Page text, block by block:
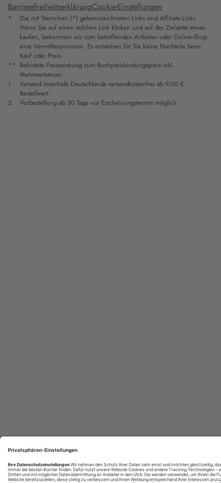
BarrierefreiheitserklärungCookie-Einstellungen
*
Die mit Sternchen (*) gekennzeichneten Links sind Affiliate-Links.
Wenn Sie auf einen solchen Link klicken und auf der Zielseite etwas
kaufen, bekommen wir vom betreffenden Anbieter oder Online-Shop
eine Vermittlerprovision. Es entstehen für Sie keine Nachteile beim
Kauf oder Preis.
** Befristete Preissenkung zum Buchpreisbindungspreis inkl.
Mehrwertsteuer.
1
Versand innerhalb Deutschlands versandkostenfrei ab 9,00 €
Bestellwert.
2
Vorbestellung ab 30 Tage vor Erscheinungstermin möglich.